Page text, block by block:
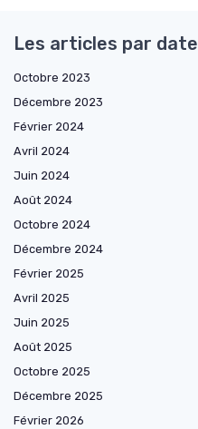
Les articles par date
Octobre 2023
Décembre 2023
Février 2024
Avril 2024
Juin 2024
Août 2024
Octobre 2024
Décembre 2024
Février 2025
Avril 2025
Juin 2025
Août 2025
Octobre 2025
Décembre 2025
Février 2026